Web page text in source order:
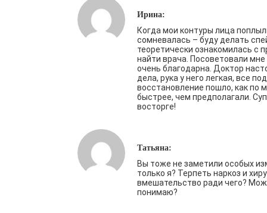
Ирина:
Когда мои контуры лица
сомневалась – буду делать
теоретически ознакомилась с
найти врача. Посоветовали мне
очень благодарна. Доктор
дела, рука у него легкая, все
восстановление пошло, как по
быстрее, чем предполагали.
восторге!
Татьяна:
Вы тоже не заметили особых
только я? Терпеть наркоз и
вмешательство ради чего?
понимаю?